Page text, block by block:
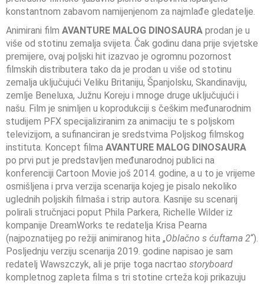
konstantnom zabavom namijenjenom za najmlađe gledatelje.
Animirani film AVANTURE MALOG DINOSAURA prodan je u
više od stotinu zemalja svijeta. Čak godinu dana prije svjetske
premijere, ovaj poljski hit izazvao je ogromnu pozornost
filmskih distributera tako da je prodan u više od stotinu
zemalja uključujući Veliku Britaniju, Španjolsku, Skandinaviju,
zemlje Beneluxa, Južnu Koreju i mnoge druge uključujući i
našu. Film je snimljen u koprodukciji s češkim međunarodnim
studijem PFX specijaliziranim za animaciju te s poljskom
televizijom, a sufinanciran je sredstvima Poljskog filmskog
instituta. Koncept filma AVANTURE MALOG DINOSAURA
po prvi put je predstavljen međunarodnoj publici na
konferenciji Cartoon Movie još 2014. godine, a u to je vrijeme
osmišljena i prva verzija scenarija kojeg je pisalo nekoliko
uglednih poljskih filmaša i strip autora. Kasnije su scenarij
polirali stručnjaci poput Phila Parkera, Richelle Wilder iz
kompanije DreamWorks te redatelja Krisa Pearna
(najpoznatijeg po režiji animiranog hita „Oblačno s ćuftama 2“).
Posljednju verziju scenarija 2019. godine napisao je sam
redatelj Wawszczyk, ali je prije toga nacrtao storyboard
kompletnog zapleta filma s tri stotine crteža koji prikazuju